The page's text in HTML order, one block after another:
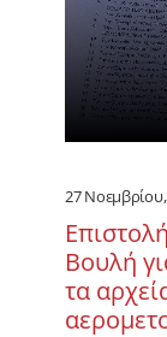
27
Βουλή
τα